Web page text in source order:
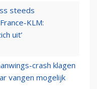
steeds
KLM:
uit’
crash klagen
vangen mogelijk